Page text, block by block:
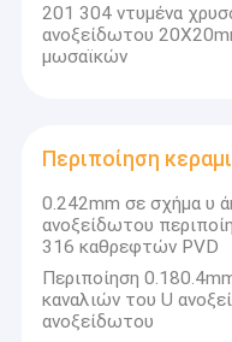
201 304 ντυμένα
ανοξείδωτου
μωσαϊκών
Περιποίηση
0.242mm σε σχήμα υ
ανοξείδωτου
316 καθρεφτών PVD
Περιποίηση
καναλιών του U
ανοξείδωτου